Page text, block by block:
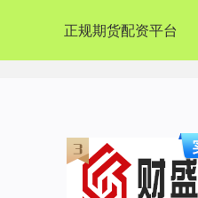
正规期货配资平台